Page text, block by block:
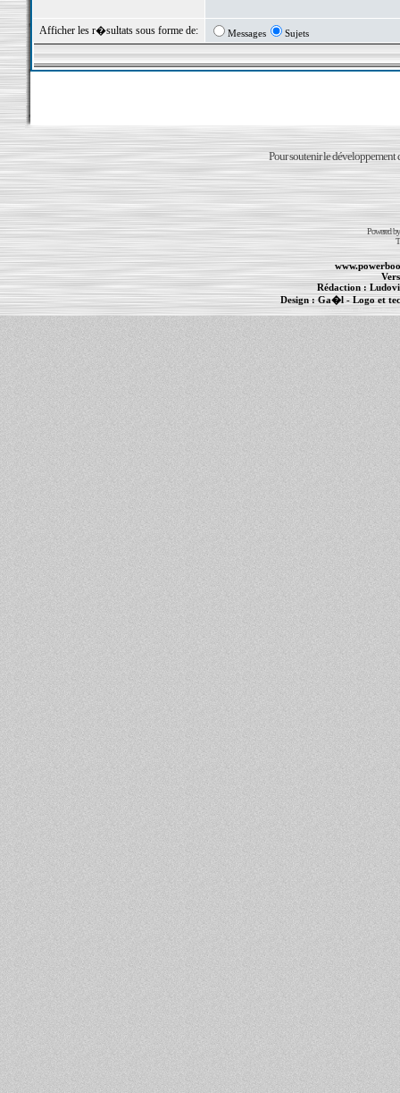
Afficher les r�sultats sous forme de: Messages Sujets
Pour soutenir le développement
Powered
Rédaction :
Design : Ga�l- Logo et